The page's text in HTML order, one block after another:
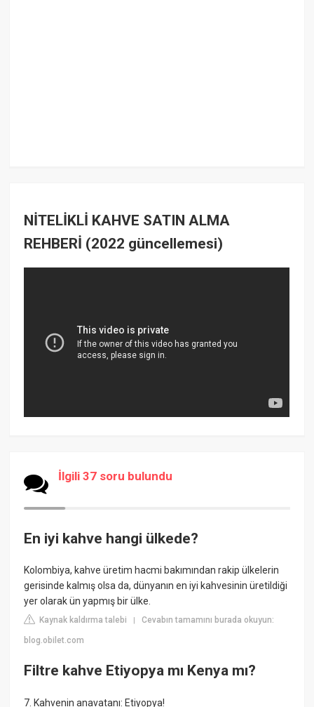
NİTELİKLİ KAHVE SATIN ALMA
REHBERİ (2022 güncellemesi)
İlgili 37 soru bulundu
En iyi kahve hangi ülkede?
Kolombiya, kahve üretim hacmi bakımından rakip ülkelerin
gerisinde kalmış olsa da, dünyanın en iyi kahvesinin üretildiği
yer olarak ün yapmış bir ülke.
Kaynak kaldırma talebi |Cevabın tamamını burada okuyun:
blog.obilet.com
Filtre kahve Etiyopya mı Kenya mı?
7. Kahvenin anavatanı: Etiyopya!